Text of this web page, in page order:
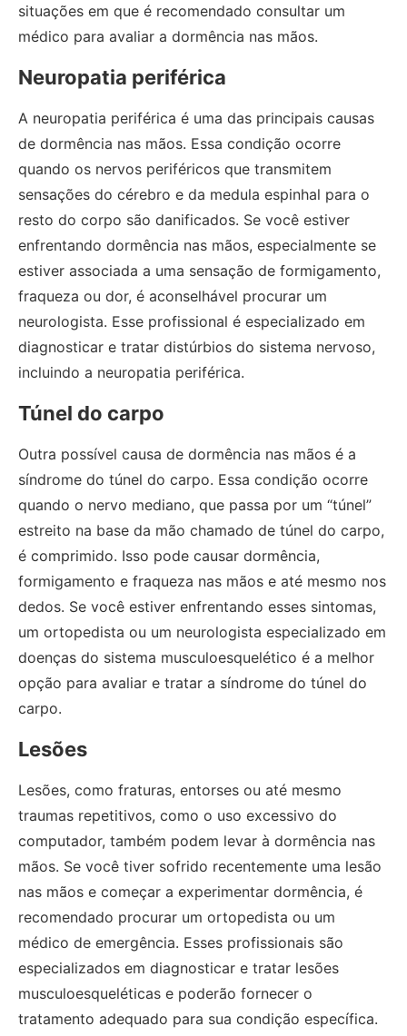
situações em que é recomendado consultar um
médico para avaliar a dormência nas mãos.
Neuropatia periférica
A neuropatia periférica é uma das principais causas
de dormência nas mãos. Essa condição ocorre
quando os nervos periféricos que transmitem
sensações do cérebro e da medula espinhal para o
resto do corpo são danificados. Se você estiver
enfrentando dormência nas mãos, especialmente se
estiver associada a uma sensação de formigamento,
fraqueza ou dor, é aconselhável procurar um
neurologista. Esse profissional é especializado em
diagnosticar e tratar distúrbios do sistema nervoso,
incluindo a neuropatia periférica.
Túnel do carpo
Outra possível causa de dormência nas mãos é a
síndrome do túnel do carpo. Essa condição ocorre
quando o nervo mediano, que passa por um “túnel”
estreito na base da mão chamado de túnel do carpo,
é comprimido. Isso pode causar dormência,
formigamento e fraqueza nas mãos e até mesmo nos
dedos. Se você estiver enfrentando esses sintomas,
um ortopedista ou um neurologista especializado em
doenças do sistema musculoesquelético é a melhor
opção para avaliar e tratar a síndrome do túnel do
carpo.
Lesões
Lesões, como fraturas, entorses ou até mesmo
traumas repetitivos, como o uso excessivo do
computador, também podem levar à dormência nas
mãos. Se você tiver sofrido recentemente uma lesão
nas mãos e começar a experimentar dormência, é
recomendado procurar um ortopedista ou um
médico de emergência. Esses profissionais são
especializados em diagnosticar e tratar lesões
musculoesqueléticas e poderão fornecer o
tratamento adequado para sua condição específica.